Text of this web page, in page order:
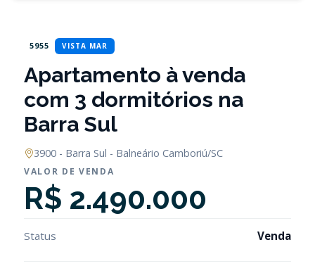
5955 VISTA MAR
Apartamento à venda
com 3 dormitórios na
Barra Sul
3900 - Barra Sul - Balneário Camboriú/SC
VALOR DE VENDA
R$ 2.490.000
Status Venda